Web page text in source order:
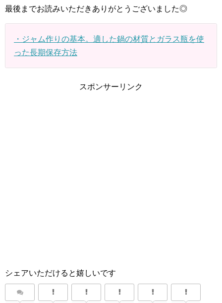
最後までお読みいただきありがとうございました◎
・ジャム作りの基本。適した鍋の材質とガラス瓶を使
った長期保存方法
スポンサーリンク
シェアいただけると嬉しいです